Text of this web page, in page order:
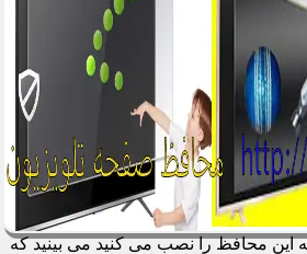
این محافظ را نصب می کنید می بینید که